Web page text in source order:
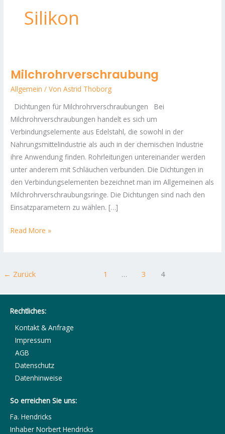
Silikon
Milchrohrverschraubung
Allgemein / VonAstrid Thoborg
Dichtungen für Milchrohrverschraubungen Bei
Milchrohrverschraubungen handelt es sich um
Verbindungselemente aus Edelstahl, die sowohl in der
Nahrungsmittelindustrie als auch in der chemischen Industrie
ihre Anwendung finden. Rohrleitungen untereinander werden
unter anderem mit Schläuchen verbunden. Die Dichtungen in
den Verbindungselementen bezeichnet man im Allgemeinen als
Milchrohrverschraubungsringe. Die Dichtungen sind nach den
Einsatzparametern zu wählen. […]
Milchrohrverschraubung
Read More »
← Zurück 1 … 3 4
Rechtliches:
Kontakt & Anfrage
Impressum
AGB
Datenschutz
Datenhinweise
So erreichen Sie uns:
Fa. Hendricks
Inhaber Norbert Hendricks